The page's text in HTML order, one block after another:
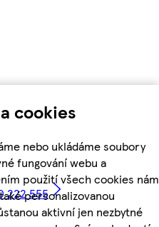
cookies
nebo ukládáme soubory
fungování webu a
použití všech cookies nám
personalizovanou
aktivní jen nezbytné
222 555